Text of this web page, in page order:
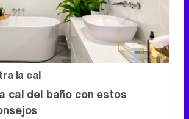
la cal
cal del baño con estos